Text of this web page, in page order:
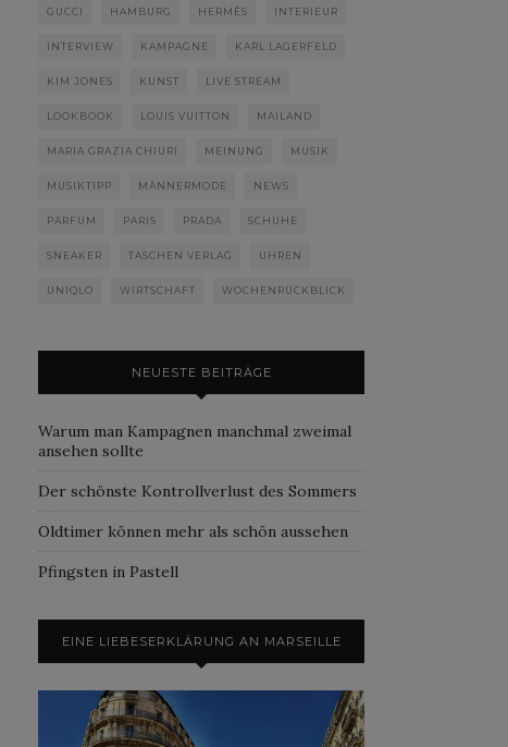
GUCCI HAMBURG HERMÈS INTERIEUR
INTERVIEW KAMPAGNE KARL LAGERFELD
KIM JONES KUNST LIVE STREAM
LOOKBOOK LOUIS VUITTON MAILAND
MARIA GRAZIA CHIURI MEINUNG MUSIK
MUSIKTIPP MÄNNERMODE NEWS
PARFUM PARIS PRADA SCHUHE
SNEAKER TASCHEN VERLAG UHREN
UNIQLO WIRTSCHAFT WOCHENRÜCKBLICK
NEUESTE BEITRÄGE
Warum man Kampagnen manchmal zweimal
ansehen sollte
Der schönste Kontrollverlust des Sommers
Oldtimer können mehr als schön aussehen
Pfingsten in Pastell
EINE LIEBESERKLÄRUNG AN MARSEILLE